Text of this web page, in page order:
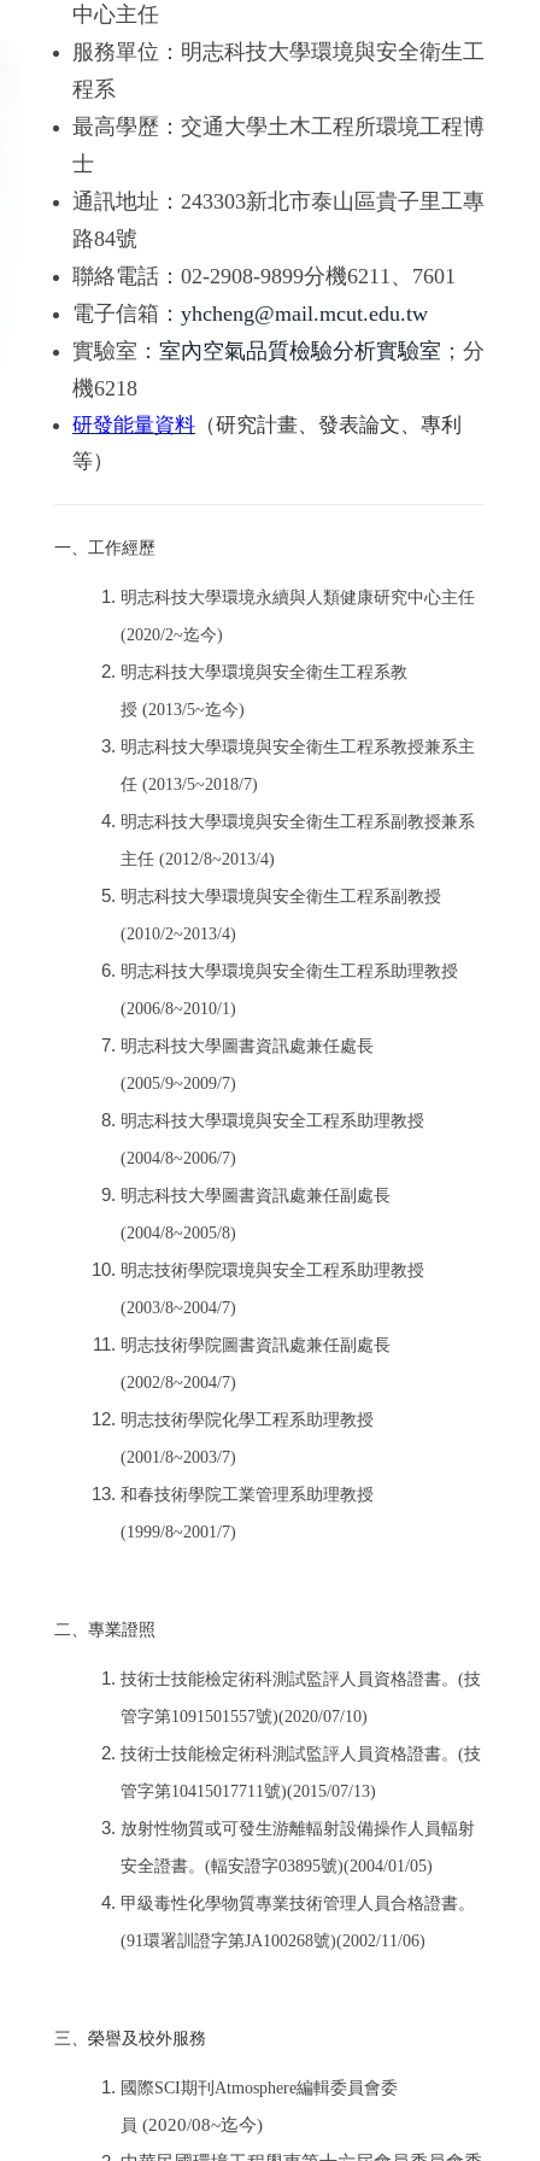
中心主任
服務單位：明志科技大學環境與安全衛生工
程系
最高學歷：交通大學土木工程所環境工程博
士
通訊地址：243303新北市泰山區貴子里工專
路84號
聯絡電話：02-2908-9899分機6211、7601
電子信箱： yhcheng@mail.mcut.edu.tw
實驗室： 室內空氣品質檢驗分析實驗室 ；分
機6218
研發能量資料 （研究計畫、發表論文、專利
等）
一、工作經歷
明志科技大學環境永續與人類健康研究中心主任
(2020/2~迄今)
明志科技大學環境與安全衛生工程系教
授 (2013/5~迄今)
明志科技大學環境與安全衛生工程系教授兼系主
任 (2013/5~2018/7)
明志科技大學環境與安全衛生工程系副教授兼系
主任 (2012/8~2013/4)
明志科技大學環境與安全衛生工程系副教授
(2010/2~2013/4)
明志科技大學環境與安全衛生工程系助理教授
(2006/8~2010/1)
明志科技大學圖書資訊處兼任處長
(2005/9~2009/7)
明志科技大學環境與安全工程系助理教授
(2004/8~2006/7)
明志科技大學圖書資訊處兼任副處長
(2004/8~2005/8)
明志技術學院環境與安全工程系助理教授
(2003/8~2004/7)
明志技術學院圖書資訊處兼任副處長
(2002/8~2004/7)
明志技術學院化學工程系助理教授
(2001/8~2003/7)
和春技術學院工業管理系助理教授
(1999/8~2001/7)
二、專業證照
技術士技能檢定術科測試監評人員資格證書。(技
管字第1091501557號)(2020/07/10)
技術士技能檢定術科測試監評人員資格證書。(技
管字第10415017711號)(2015/07/13)
放射性物質或可發生游離輻射設備操作人員輻射
安全證書。(輻安證字03895號)(2004/01/05)
甲級毒性化學物質專業技術管理人員合格證書。
(91環署訓證字第JA100268號)(2002/11/06)
三、 榮譽及校外服務
國際SCI期刊Atmosphere編輯委員會委
員 (2020/08~迄今)